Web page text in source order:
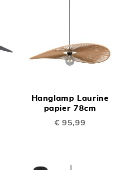
Hanglamp Laurine
papier 78cm
€ 95,99